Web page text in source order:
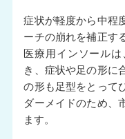
症状が軽度から中程
ーチの崩れを補正す
医療用インソール
き、症状や足の形に
の形も足型をとって
ダーメイドのため、
ます。